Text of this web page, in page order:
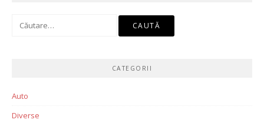
Caută
CATEGORII
Auto
Diverse